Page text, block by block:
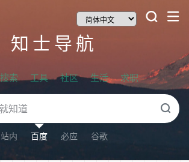
知士导航
搜索 工具 社区 生活 求职
站内 百度 必应 谷歌